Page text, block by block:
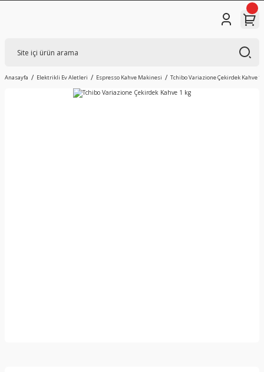
Anasayfa Elektrikli Ev Aletleri Espresso Kahve Makinesi Tchibo Variazione Çekirdek Kahve 1